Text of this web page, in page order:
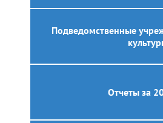
Подведомственные
Отчеты за